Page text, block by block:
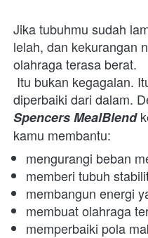
Jika tubuhmu sudah
lelah, dan kekurangan
olahraga terasa berat.
Spencers MealBlend
kamu membantu:
mengurangi beban
memberi tubuh
membangun energi
membuat olahraga
memperbaiki pola